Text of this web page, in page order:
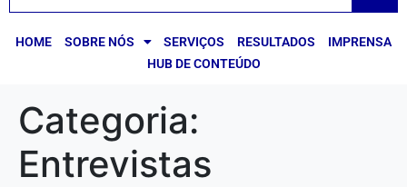
HOME SOBRE NÓS SERVIÇOS RESULTADOS
IMPRENSA
HUB DE CONTEÚDO
Categoria:
Entrevistas